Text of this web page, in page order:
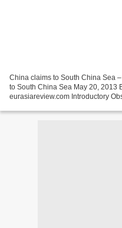
China claims to South China Sea
to South China Sea May 20, 2013
eurasiareview.com Introductory